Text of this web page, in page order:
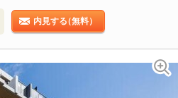
内見する（無料）